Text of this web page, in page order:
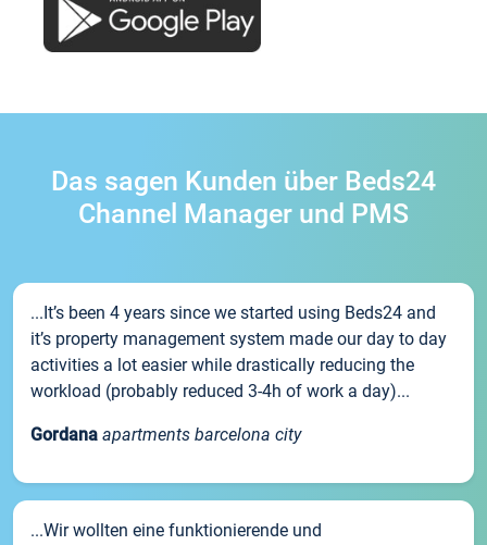
Das sagen Kunden über Beds24
Channel Manager und PMS
...It’s been 4 years since we started using Beds24 and
it’s property management system made our day to day
activities a lot easier while drastically reducing the
workload (probably reduced 3-4h of work a day)...
Gordana apartments barcelona city
...Wir wollten eine funktionierende und